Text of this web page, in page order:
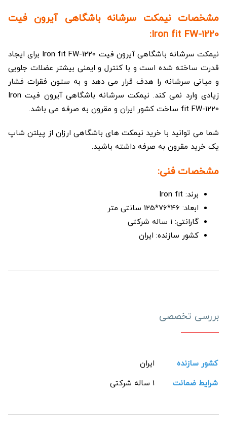
مشخصات نیمکت سرشانه باشگاهی آیرون فیت
Iron fit FW-1220:
نیمکت سرشانه باشگاهی آیرون فیت Iron fit FW-1220 برای ایجاد
قدرت ساخته شده است و با کنترل و ایمنی بیشتر عضلات جلویی
و میانی سرشانه را هدف قرار می دهد و به ستون فقرات فشار
زیادی وارد نمی کند. نیمکت سرشانه باشگاهی آیرون فیت Iron
fit FW-1220 ساخت کشور ایران و مقرون به صرفه می باشد.
شما می توانید با خرید نیمکت های باشگاهی ارزان از پیلتن شاپ
یک خرید مقرون به صرفه داشته باشید.
مشخصات فنی:
برند: Iron fit
ابعاد: 46*76*125 سانتی متر
گارانتی: 1 ساله شرکتی
کشور سازنده: ایران
بررسی تخصصی
کشور سازنده
ایران
شرایط ضمانت
1 ساله شرکتی